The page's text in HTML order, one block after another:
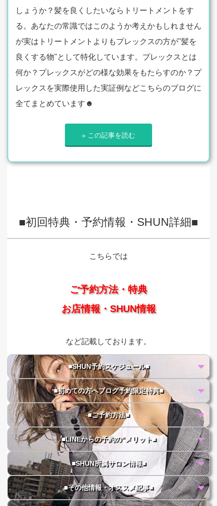
しょうか？髪を良くしたいならトリートメントをす
る。あなたの常識ではこのようか考えかもしれません
が実はトリートメントよりもプレックスの方が"髪を
良くする物"として特化しています。プレックスとは
何か？プレックスがどの様な効果をもたらすのか？プ
レックスを実際使用した実証例などこちらのブログに
全てまとめています☻
» この記事を読む
■初回特典・予約情報・SHUN詳細■
こちらでは
ご予約方法・特典
お店情報・SHUN情報
など記載しております。
■SHUN予約スケジュール■
■初めての方へブログ予約限定特典■
■ご予約方法■
■LINEからの予約の"メリット■
■SHUN所属サロン情報■
■その他情報・オススメ記事■